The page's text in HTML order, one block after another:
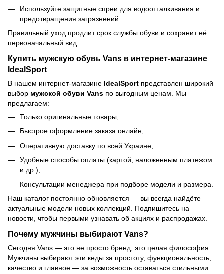
Используйте защитные спреи для водоотталкивания и
предотвращения загрязнений.
Правильный уход продлит срок службы обуви и сохранит её
первоначальный вид.
Купить мужскую обувь Vans в интернет-магазине
IdealSport
В нашем интернет-магазине IdealSport представлен широкий
выбор мужской обуви Vans по выгодным ценам. Мы
предлагаем:
Только оригинальные товары;
Быстрое оформление заказа онлайн;
Оперативную доставку по всей Украине;
Удобные способы оплаты (картой, наложенным платежом
и др.);
Консультации менеджера при подборе модели и размера.
Наш каталог постоянно обновляется — вы всегда найдёте
актуальные модели новых коллекций. Подпишитесь на
новости, чтобы первыми узнавать об акциях и распродажах.
Почему мужчины выбирают Vans?
Сегодня Vans — это не просто бренд, это целая философия.
Мужчины выбирают эти кеды за простоту, функциональность,
качество и главное — за возможность оставаться стильными